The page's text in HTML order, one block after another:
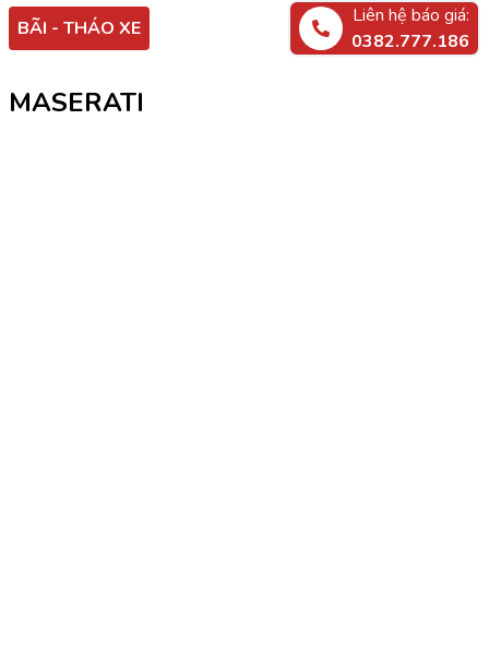
BÃI - THÁO XE
Liên hệ báo giá:
0382.777.186
MASERATI